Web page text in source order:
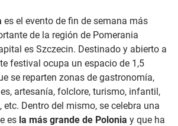
es el evento de fin de semana más
de la región de Pomerania
es Szczecin. Destinado y abierto a
festival ocupa un espacio de 1,5
se reparten zonas de gastronomía,
artesanía, folclore, turismo, infantil,
Dentro del mismo, se celebra una
es la más grande de Polonia y que ha